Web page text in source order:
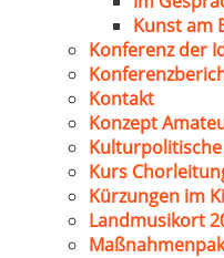
Kunst am
Konferenz der
Kontakt
Konzept
Kurs
Kürzungen im
Landmusikort